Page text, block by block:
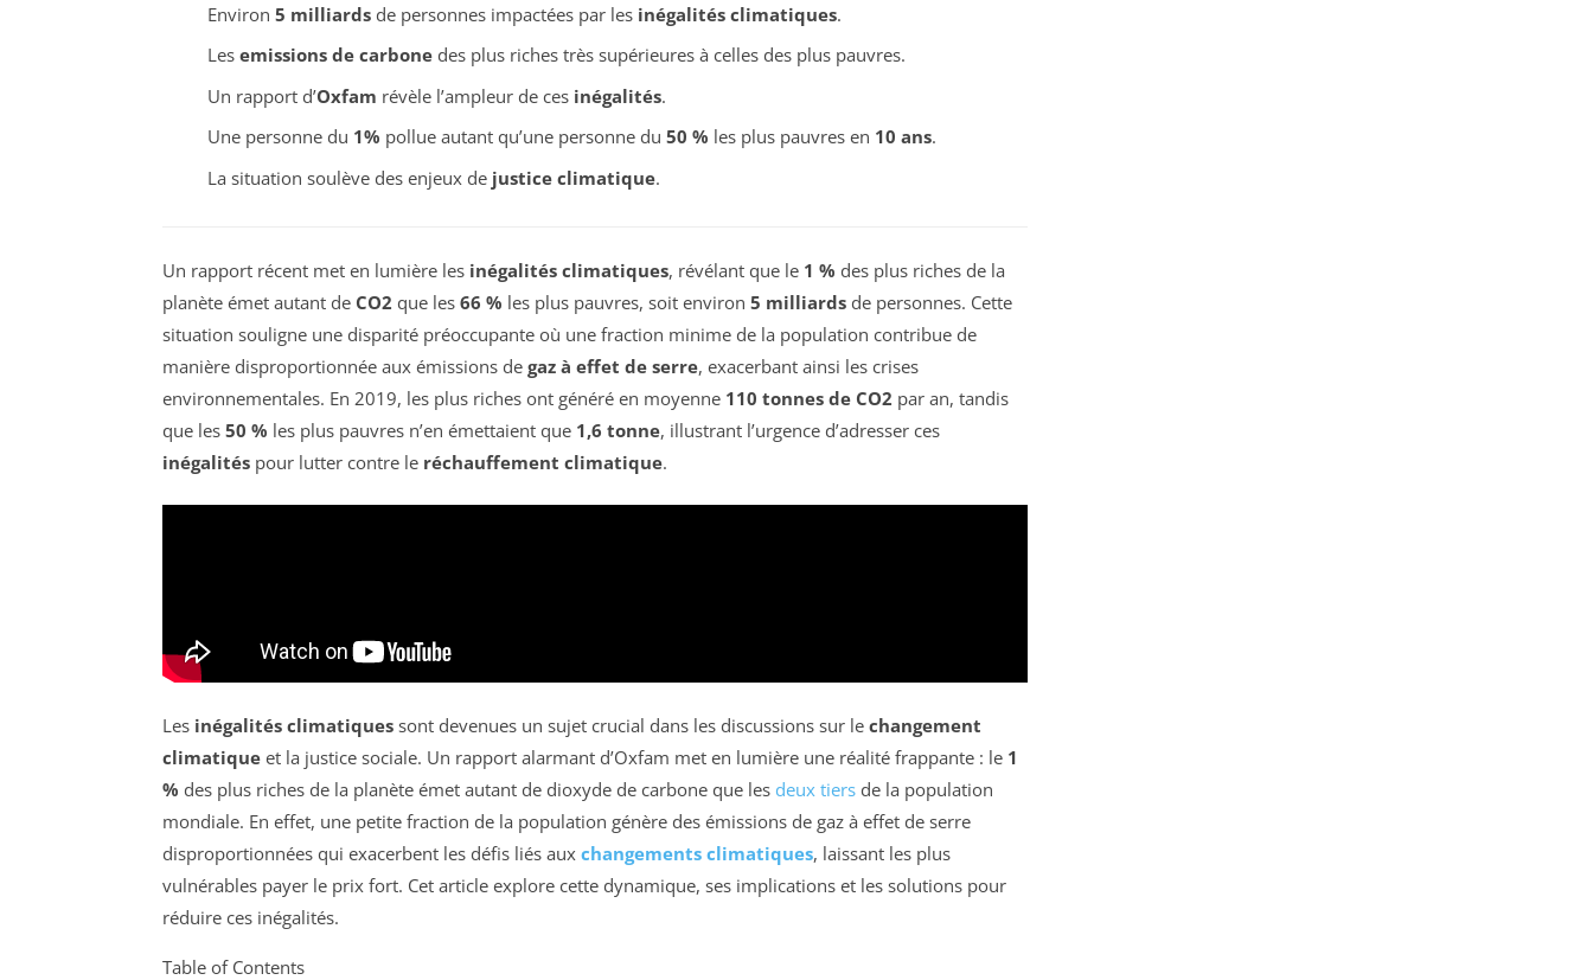
Environ 5 milliardsde personnes impactées par les inégalités climatiques.
Les emissions de carbonedes plus riches très supérieures à celles des plus pauvres.
Un rapport d’Oxfam révèle l’ampleur de ces inégalités.
Une personne du 1% pollue autant qu’une personne du 50 % les plus pauvres en 10 ans.
La situation soulève des enjeux de justice climatique.
Un rapport récent met en lumière les inégalités climatiques, révélant que le 1 % des plus riches de la
planète émet autant de CO2 que les 66 % les plus pauvres, soit environ 5 milliards de personnes. Cette
situation souligne une disparité préoccupante où une fraction minime de la population contribue de
manière disproportionnée aux émissions de gaz à effet de serre, exacerbant ainsi les crises
environnementales. En 2019, les plus riches ont généré en moyenne 110 tonnes de CO2 par an, tandis
que les 50 % les plus pauvres n’en émettaient que 1,6 tonne, illustrant l’urgence d’adresser ces
inégalités pour lutter contre le réchauffement climatique.
Les inégalités climatiques sont devenues un sujet crucial dans les discussions sur le changement
climatique et la justice sociale. Un rapport alarmant d’Oxfam met en lumière une réalité frappante : le 1
% des plus riches de la planète émet autant de dioxyde de carbone que les deux tiers de la population
mondiale. En effet, une petite fraction de la population génère des émissions de gaz à effet de serre
disproportionnées qui exacerbent les défis liés aux changements climatiques, laissant les plus
vulnérables payer le prix fort. Cet article explore cette dynamique, ses implications et les solutions pour
réduire ces inégalités.
Table of Contents